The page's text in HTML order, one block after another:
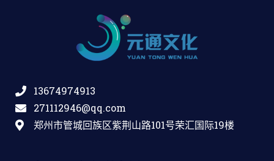
13674974913
271112946@qq.com
郑州市管城回族区紫荆山路101号荣汇国际19楼